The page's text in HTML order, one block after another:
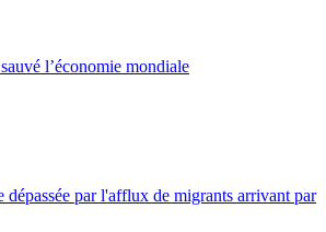
l’économie mondiale
dépassée par l'afflux de migrants arrivant par